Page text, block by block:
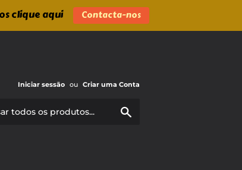
clique aqui Contacta-nos
Iniciar sessão ou Criar uma Conta